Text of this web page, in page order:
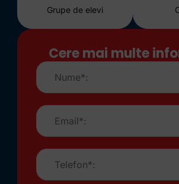
Cere mai multe
Grupe de elevi